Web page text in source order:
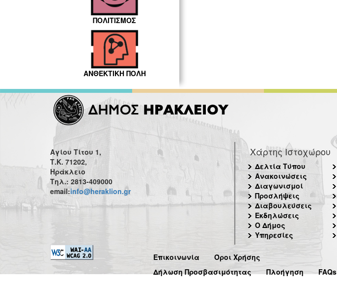
ΠΟΛΙΤΙΣΜΟΣ
ΑΝΘΕΚΤΙΚΗ ΠΟΛΗ
Αγίου Τίτου 1,
Τ.Κ. 71202,
Ηράκλειο
Τηλ.: 2813-409000
email:info@heraklion.gr
Χάρτης Ιστοχώρου
Δελτία Τύπου
Ανακοινώσεις
Διαγωνισμοί
Προσλήψεις
Διαβουλεύσεις
Εκδηλώσεις
Ο Δήμος
Υπηρεσίες
Επικοινωνία
Όροι Χρήσης
Δήλωση Προσβασιμότητας
Πλοήγηση FAQs